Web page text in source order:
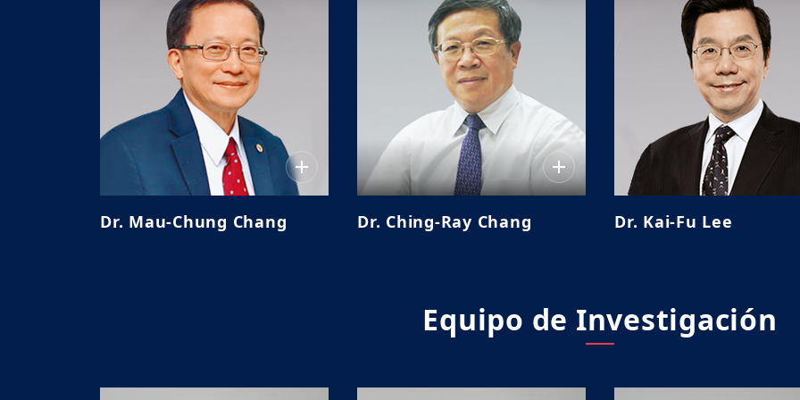
Dr. Mau-Chung Chang Dr. Ching-Ray Chang Dr. Kai-Fu Lee
Equipo de Investigación